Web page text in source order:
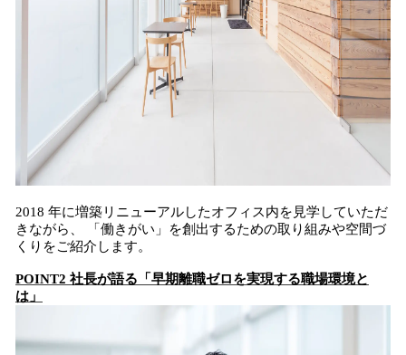
2018 年に増築リニューアルしたオフィス内を見学していただ
きながら、 「働きがい」を創出するための取り組みや空間づ
くりをご紹介します。
POINT2 社⾧が語る「早期離職ゼロを実現する職場環境と
は」